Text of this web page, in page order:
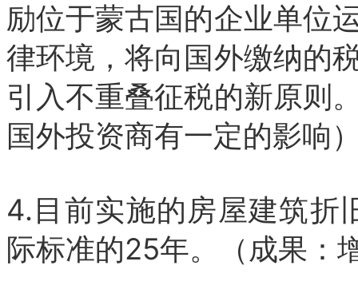
励位于蒙古国的企业单位
律环境，将向国外缴纳的
引入不重叠征税的新原则
国外投资商有一定的影响
4.目前实施的房屋建筑折
际标准的25年。（成果：